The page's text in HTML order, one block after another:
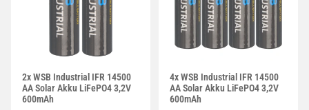
2x WSB Industrial IFR 14500
AA Solar Akku LiFePO4 3,2V
600mAh
4x WSB Industrial IFR 14500
AA Solar Akku LiFePO4 3,2V
600mAh